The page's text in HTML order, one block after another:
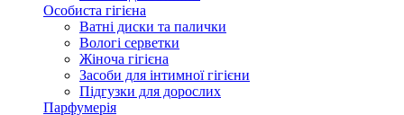
Особиста гігієна
Ватні диски та палички
Вологі серветки
Жіноча гігієна
Засоби для інтимної гігієни
Підгузки для дорослих
Парфумерія